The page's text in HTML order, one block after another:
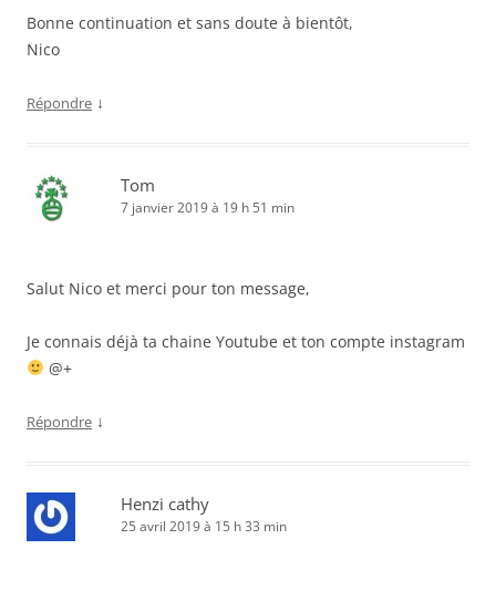
Bonne continuation et sans doute à bientôt,
Nico
Répondre ↓
Tom
7 janvier 2019 à 19 h 51 min
Salut Nico et merci pour ton message,
Je connais déjà ta chaine Youtube et ton compte instagram
@+
Répondre ↓
Henzi cathy
25 avril 2019 à 15 h 33 min